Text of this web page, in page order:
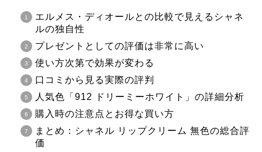
エルメス・ディオールとの比較で見えるシャネ
ルの独自性
プレゼントとしての評価は非常に高い
使い方次第で効果が変わる
口コミから見る実際の評判
人気色「912 ドリーミーホワイト」の詳細分析
購入時の注意点とお得な買い方
まとめ：シャネル リップクリーム 無色の総合評
価